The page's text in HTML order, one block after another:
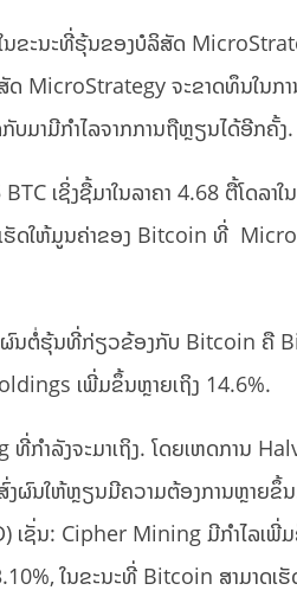
ນຂະນະທີ່ຮຸ້ນຂອງບໍລິສັດ
ດ MicroStrategy ຈະຂາດທຶນໃນກ
ບມາມີກໍາໄລຈາກການຖືຫຼຽນໄດ້ອີກຄັ້ງ.
ເຊິ່ງຊື້ມາໃນລາຄາ 4.68 ຕື້ໂດລາໃ
ຮັດໃຫ້ມູນຄ່າຂອງ Bitcoin ທີ່
ຜົນຕໍ່ຮຸ້ນທີ່ກ່ຽວຂ້ອງກັບ Bitcoin ຄື
ເພີ່ມຂຶ້ນຫຼາຍເຖິງ 14.6%.
ກຳລັງຈະມາເຖິງ. ໂດຍເຫດການ
ຜົນໃຫ້ຫຼຽນມີຄວາມຕ້ອງການຫຼາຍຂຶ້
ເຊັ່ນ: Cipher Mining ມີກໍາໄລເ
ໃນຂະນະທີ່ Bitcoin ສາມາດເຮັ